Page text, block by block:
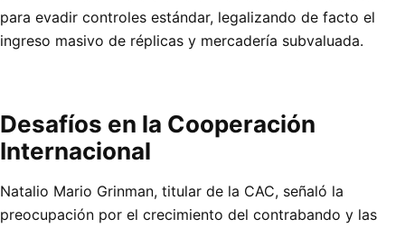
para evadir controles estándar, legalizando de facto el
ingreso masivo de réplicas y mercadería subvaluada.
Desafíos en la Cooperación
Internacional
Natalio Mario Grinman, titular de la CAC, señaló la
preocupación por el crecimiento del contrabando y las